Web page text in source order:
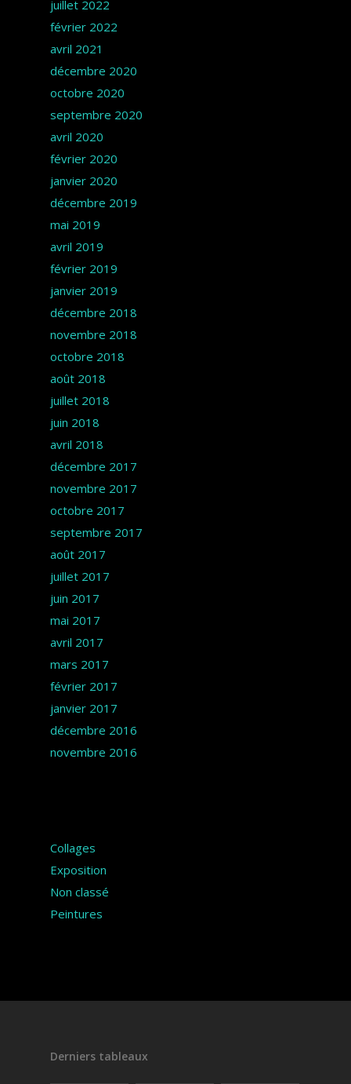
juillet 2022
février 2022
avril 2021
décembre 2020
octobre 2020
septembre 2020
avril 2020
février 2020
janvier 2020
décembre 2019
mai 2019
avril 2019
février 2019
janvier 2019
décembre 2018
novembre 2018
octobre 2018
août 2018
juillet 2018
juin 2018
avril 2018
décembre 2017
novembre 2017
octobre 2017
septembre 2017
août 2017
juillet 2017
juin 2017
mai 2017
avril 2017
mars 2017
février 2017
janvier 2017
décembre 2016
novembre 2016
Collages
Exposition
Non classé
Peintures
Derniers tableaux